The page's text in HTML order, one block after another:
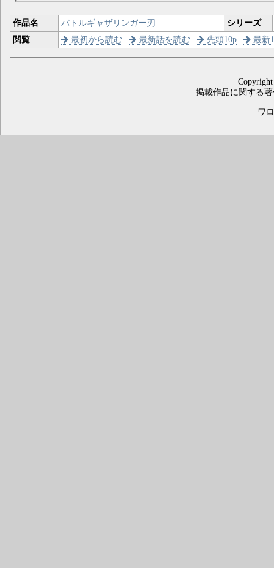
作品名 バトルギャザリンガー刃
シリーズ
閲覧
最初から読む 最新話を読む 先頭10p 最新
掲載作品に関する
ワ